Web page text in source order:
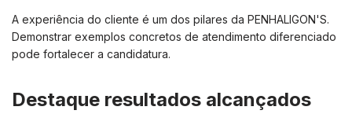
A experiência do cliente é um dos pilares da PENHALIGON'S.
Demonstrar exemplos concretos de atendimento diferenciado
pode fortalecer a candidatura.
Destaque resultados alcançados